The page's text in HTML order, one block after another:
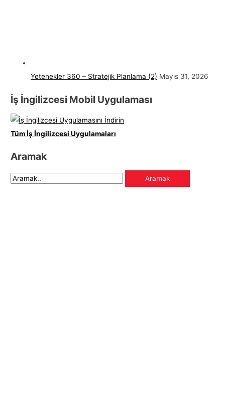
Yetenekler 360 – Stratejik Planlama (2) Mayıs 31, 2026
İş İngilizcesi Mobil Uygulaması
Tüm İş İngilizcesi Uygulamaları
Aramak